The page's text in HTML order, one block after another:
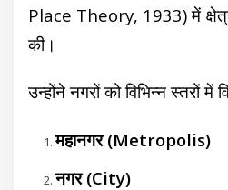
Place Theory, 1933) में
की।
उन्होंने नगरों को विभिन्न स्तरों में
महानगर (Metropolis)
नगर (City)